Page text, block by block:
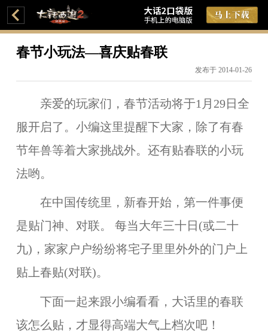
春节小玩法—喜庆贴春联
发布于 2014-01-26
亲爱的玩家们，春节活动将于1月29日全
服开启了。小编这里提醒下大家，除了有春
节年兽等着大家挑战外。还有贴春联的小玩
法哟。
在中国传统里，新春开始，第一件事便
是贴门神、对联。 每当大年三十日(或二十
九)，家家户户纷纷将宅子里里外外的门户上
贴上春贴(对联)。
下面一起来跟小编看看，大话里的春联
该怎么贴，才显得高端大气上档次吧！